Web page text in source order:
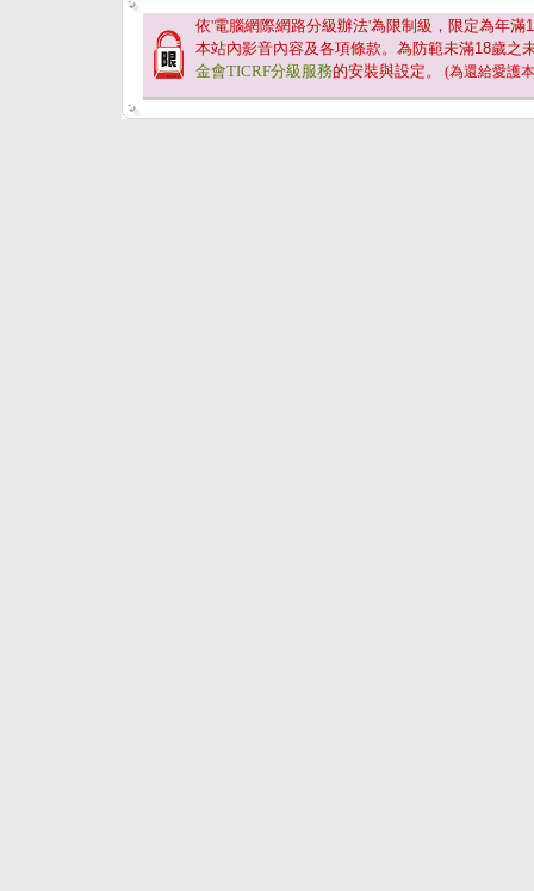
依'電腦網際網路分級辦法'為限制級，限定為年滿
本站內影音內容及各項條款。為防範未滿18歲之
金會TICRF分級服務的安裝與設定。 (為還給愛護